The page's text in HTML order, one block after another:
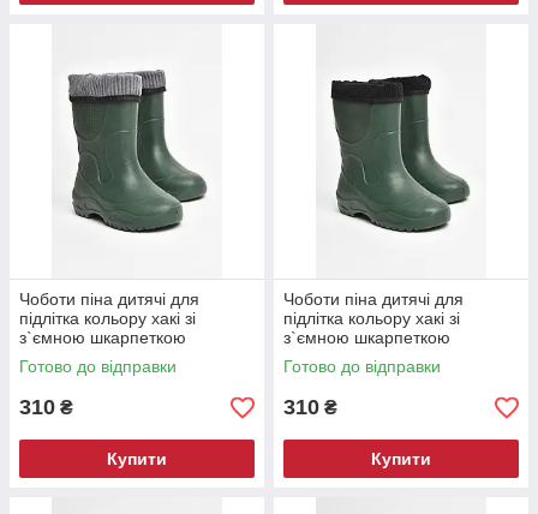
Чоботи піна дитячі для
підлітка кольору хакі зі
з`ємною шкарпеткою
205416M
Готово до відправки
310 ₴
Купити
Чоботи піна дитячі для
підлітка кольору хакі зі
з`ємною шкарпеткою
205415M
Готово до відправки
310 ₴
Купити